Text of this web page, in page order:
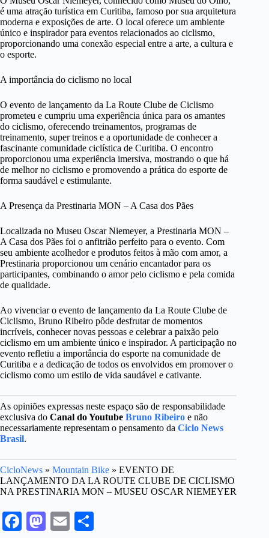
é uma atração turística em Curitiba, famoso por sua arquitetura
moderna e exposições de arte. O local oferece um ambiente
único e inspirador para eventos relacionados ao ciclismo,
proporcionando uma conexão especial entre a arte, a cultura e
o esporte.
A importância do ciclismo no local
O evento de lançamento da La Route Clube de Ciclismo
prometeu e cumpriu uma experiência única para os amantes
do ciclismo, oferecendo treinamentos, programas de
treinamento, super treinos e a oportunidade de conhecer a
fascinante comunidade ciclística de Curitiba. O encontro
proporcionou uma experiência imersiva, mostrando o que há
de melhor no ciclismo e promovendo a prática do esporte de
forma saudável e estimulante.
A Presença da Prestinaria MON – A Casa dos Pães
Localizada no Museu Oscar Niemeyer, a Prestinaria MON –
A Casa dos Pães foi o anfitrião perfeito para o evento. Com
seu ambiente acolhedor e produtos feitos à mão com amor, a
Prestinaria proporcionou um cenário encantador para os
participantes, combinando o amor pelo ciclismo e pela comida
de qualidade.
Ao vivenciar o evento de lançamento da La Route Clube de
Ciclismo, Bruno Ribeiro pôde desfrutar de momentos
incríveis, conhecer novas pessoas e celebrar a paixão pelo
ciclismo em um ambiente único e inspirador. A participação no
evento refletiu a importância do esporte na comunidade de
Curitiba e a dedicação de todos os envolvidos em promover o
ciclismo como um estilo de vida saudável e cativante.
As opiniões expressas neste espaço são de responsabilidade
exclusiva do Canal do Youtube Bruno Ribeiro e não
necessariamente representam o pensamento da Ciclo News
Brasil.
CicloNews » Mountain Bike » EVENTO DE
LANÇAMENTO DA LA ROUTE CLUBE DE CICLISMO
NA PRESTINARIA MON – MUSEU OSCAR NIEMEYER
Fa M
E